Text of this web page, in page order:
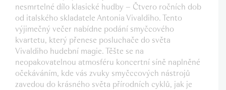
nesmrtelné dílo klasické hudby – Čtvero ročních dob
od italského skladatele Antonia Vivaldiho. Tento
výjimečný večer nabídne podání smyčcového
kvartetu, který přenese posluchače do světa
Vivaldiho hudební magie. Těšte se na
neopakovatelnou atmosféru koncertní síně naplněné
očekáváním, kde vás zvuky smyčccových nástrojů
zavedou do krásného světa přírodních cyklů, jak je